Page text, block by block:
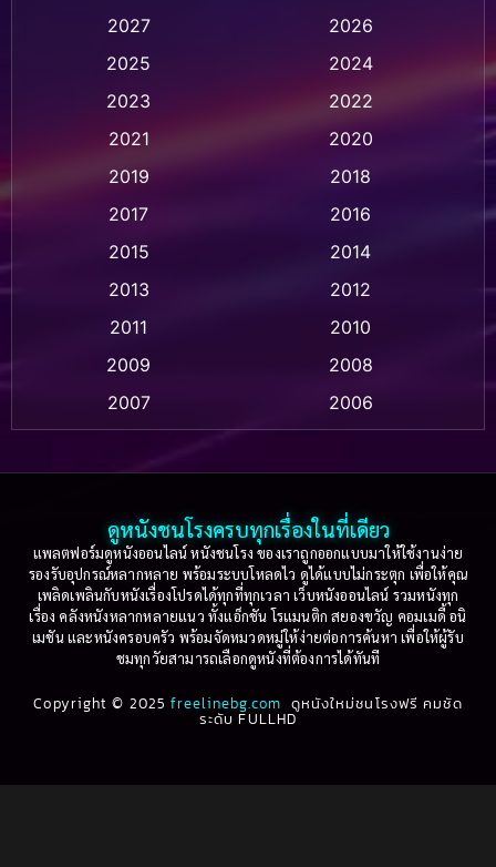
Animation การ์ตูน (28)
Animation แอนิเมชัน (1)
Animation แอนิเมชั่น (1)
Based on a True Story เรื่องจริง(36)
Based on Novel(16)
Betrayal(1)
Biography(3)
2027
2026
2025
2024
2023
2022
2021
2020
2019
2018
2017
2016
2015
2014
2013
2012
2011
2010
2009
2008
2007
2006
2003
2002
2001
2000
1999
1998
1997
1996
1995
1994
1993
1992
1991
1990
ดูหนังชนโรงครบทุกเรื่องในที่เดียว
แพลตฟอร์มดูหนังออนไลน์ หนังชนโรง ของเราถูกออกแบบมาให้ใช้งานง่าย
รองรับอุปกรณ์หลากหลาย พร้อมระบบโหลดไว ดูได้แบบไม่กระตุก เพื่อให้คุณ
เพลิดเพลินกับหนังเรื่องโปรดได้ทุกที่ทุกเวลา เว็บหนังออนไลน์ รวมหนังทุก
เรื่อง คลังหนังหลากหลายแนว ทั้งแอ็กชัน โรแมนติก สยองขวัญ คอมเมดี้ อนิ
เมชัน และหนังครอบครัว พร้อมจัดหมวดหมู่ให้ง่ายต่อการค้นหา เพื่อให้ผู้รับ
ชมทุกวัยสามารถเลือกดูหนังที่ต้องการได้ทันที
Copyright © 2025freelinebg.com ดูหนังใหม่ชนโรงฟรี คมชัด
ระดับ FULLHD